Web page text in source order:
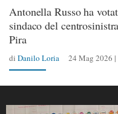
Antonella Russo ha
sindaco del
Pira
di Danilo Loria 24 Mag 2026